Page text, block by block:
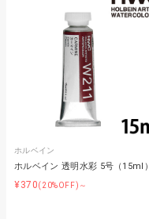
ホルベイン
ホルベイン 透明水彩 5号（15ml）
¥370(20%OFF)～